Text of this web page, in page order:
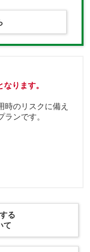
ります。
時のリスクに備え
ランです。
る
て